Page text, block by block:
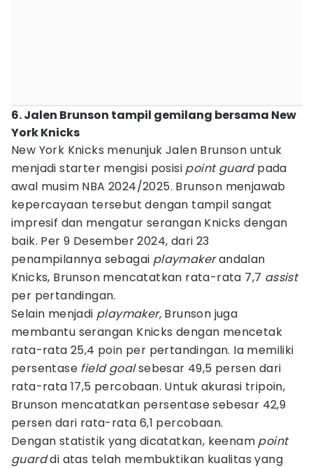
6. Jalen Brunson tampil gemilang bersama New
York Knicks
New York Knicks menunjuk Jalen Brunson untuk
menjadi starter mengisi posisi point guardpada
awal musim NBA 2024/2025. Brunson menjawab
kepercayaan tersebut dengan tampil sangat
impresif dan mengatur serangan Knicks dengan
baik. Per 9 Desember 2024, dari 23
penampilannya sebagai playmakerandalan
Knicks, Brunson mencatatkan rata-rata 7,7 assist
per pertandingan.
Selain menjadi playmaker, Brunson juga
membantu serangan Knicks dengan mencetak
rata-rata 25,4 poin per pertandingan. Ia memiliki
persentase field goalsebesar 49,5 persen dari
rata-rata 17,5 percobaan. Untuk akurasi tripoin,
Brunson mencatatkan persentase sebesar 42,9
persen dari rata-rata 6,1 percobaan.
Dengan statistik yang dicatatkan, keenam point
guarddi atas telah membuktikan kualitas yang